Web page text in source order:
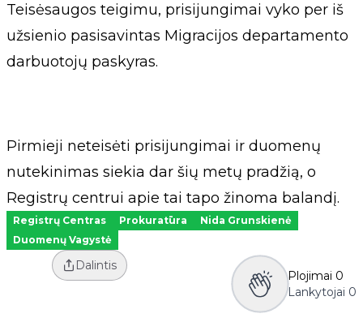
Teisėsaugos teigimu, prisijungimai vyko per iš
užsienio pasisavintas Migracijos departamento
darbuotojų paskyras.
Pirmieji neteisėti prisijungimai ir duomenų
nutekinimas siekia dar šių metų pradžią, o
Registrų centrui apie tai tapo žinoma balandį.
Registrų Centras Prokuratūra
Nida Grunskienė
Duomenų Vagystė
Dalintis
Plojimai 0
Lankytojai 0